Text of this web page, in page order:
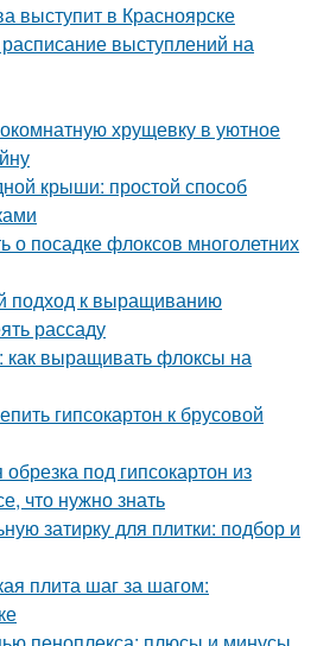
выступит в Красноярске
выступлений на
хрущевку в уютное
крыши: простой способ
о посадке флоксов многолетних
подход к выращиванию
рассаду
как выращивать флоксы на
гипсокартон к брусовой
под гипсокартон из
что нужно знать
затирку для плитки: подбор и
плита шаг за шагом: